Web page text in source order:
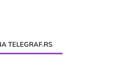
TELEGRAF.RS